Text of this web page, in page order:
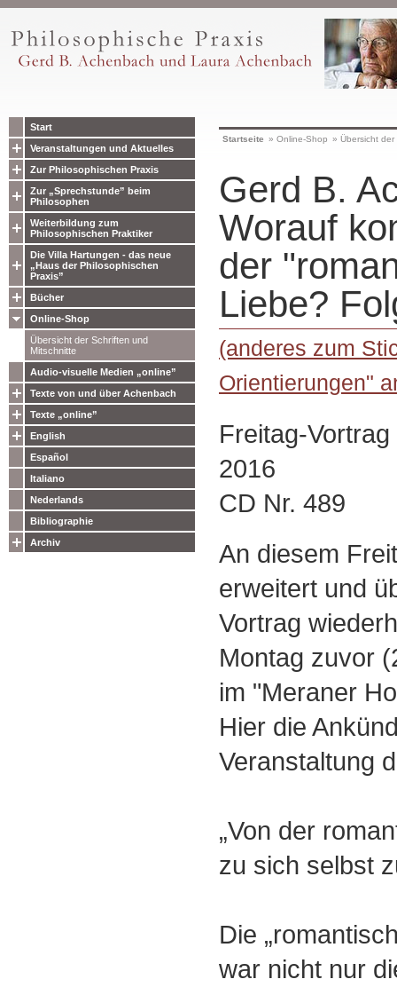
Start
Veranstaltungen und Aktuelles
Zur Philosophischen Praxis
Zur „Sprechstunde” beim
Philosophen
Weiterbildung zum
Philosophischen Praktiker
Die Villa Hartungen - das neue
„Haus der Philosophischen
Praxis”
Bücher
Online-Shop
Übersicht der Schriften und
Mitschnitte
Audio-visuelle Medien „online”
Texte von und über Achenbach
Texte „online”
English
Español
Italiano
Nederlands
Bibliographie
Archiv
Startseite » Online-Shop » Übersicht
Gerd B.
Worauf
der
Liebe?
(anderes zum
Orientierungen"
Freitag-
2016
CD Nr. 489
An diesem
erweitert und
Vortrag
Montag zuvor
im "Meraner
Hier die
Veranstaltung
„Von der
zu sich selbst
Die
war nicht nur